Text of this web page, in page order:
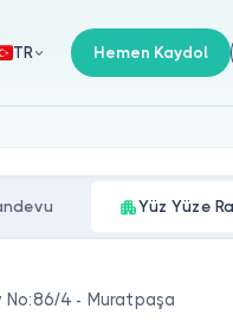
TR Hemen Kaydol
Yüz Yüze
No:86/4 - Muratpaşa